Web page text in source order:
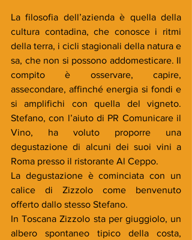
La filosofia dell’azienda è quella della
cultura contadina, che conosce i ritmi
della terra, i cicli stagionali della natura e
sa, che non si possono addomesticare. Il
compito è osservare, capire,
assecondare, affinché energia si fondi e
si amplifichi con quella del vigneto.
Stefano, con l’aiuto di PR Comunicare il
Vino, ha voluto proporre una
degustazione di alcuni dei suoi vini a
Roma presso il ristorante Al Ceppo.
La degustazione è cominciata con un
calice di Zizzolo come benvenuto
offerto dallo stesso Stefano.
In Toscana Zizzolo sta per giuggiolo, un
albero spontaneo tipico della costa,